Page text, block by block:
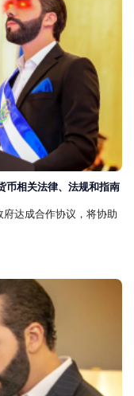
相关法律、法规和指南
达成合作协议，将协助